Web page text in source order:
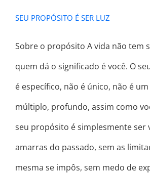
SEU PROPÓSITO É SER LUZ
Sobre o propósito A vida não tem
quem dá o significado é você. O
é específico, não é único, não é
múltiplo, profundo, assim como
seu propósito é simplesmente ser
amarras do passado, sem as
mesma se impôs, sem medo de